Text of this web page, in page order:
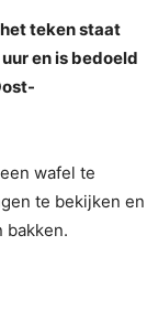
teken staat
en is bedoeld
wafel te
te bekijken en
bakken.